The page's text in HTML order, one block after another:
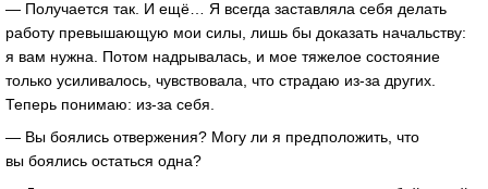
— Получается так. И ещё… Я всегда заставляла себя делать
работу превышающую мои силы, лишь бы доказать начальству:
я вам нужна. Потом надрывалась, и мое тяжелое состояние
только усиливалось, чувствовала, что страдаю из-за других.
Теперь понимаю: из-за себя.
— Вы боялись отвержения? Могу ли я предположить, что
вы боялись остаться одна?